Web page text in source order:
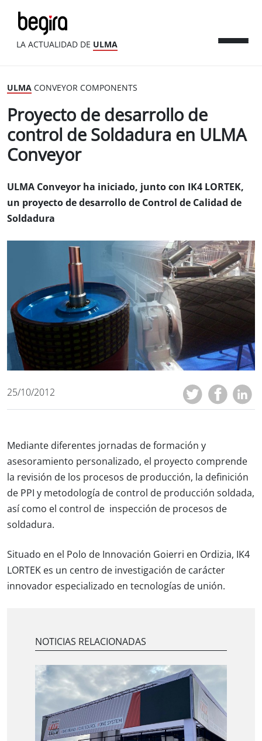
LA ACTUALIDAD DE ULMA
ULMA CONVEYOR COMPONENTS
Proyecto de desarrollo de
control de Soldadura en ULMA
Conveyor
ULMA Conveyor ha iniciado, junto con IK4 LORTEK,
un proyecto de desarrollo de Control de Calidad de
Soldadura
25/10/2012
Mediante diferentes jornadas de formación y
asesoramiento personalizado, el proyecto comprende
la revisión de los procesos de producción, la definición
de PPI y metodología de control de producción soldada,
así como el control de inspección de procesos de
soldadura.
Situado en el Polo de Innovación Goierri en Ordizia, IK4
LORTEK es un centro de investigación de carácter
innovador especializado en tecnologías de unión.
NOTICIAS RELACIONADAS